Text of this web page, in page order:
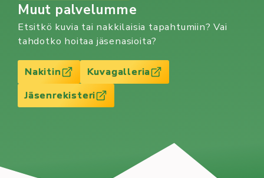
Muut palvelumme
Etsitkö kuvia tai nakkilaisia tapahtumiin? Vai
tahdotko hoitaa jäsenasioita?
Nakitin
Kuvagalleria
Jäsenrekisteri